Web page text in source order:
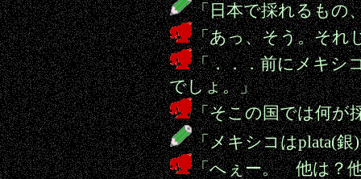
「日本で採れるもの
「あっ、そう。それ
「．．．前にメキシ
でしょ。」
「そこの国では何が
「メキシコはplata(
「へぇー。 他は？